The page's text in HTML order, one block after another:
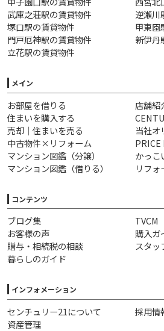
武庫之荘駅の賃貸物件
逆瀬川
塚口駅の賃貸物件
甲東園
門戸厄神駅の賃貸物件
新伊丹
立花駅の賃貸物件
メイン
お部屋を借りる
店舗紹
住まいを購入する
売却｜住まいを売る
当社オ
中古物件×リフォーム
PRICE
マンション図鑑（分譲）
かっこ
マンション図鑑（借りる）
リフォ
コンテンツ
ブログ集
TVCM
お客様の声
購入ガ
贈与・相続税の相談
スタッ
暮らしのガイド
インフォメーション
センチュリー21について
採用情
資産管理